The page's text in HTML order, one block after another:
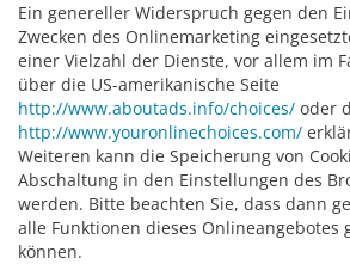
Ein genereller Widerspruch gegen den
Zwecken des Onlinemarketing
einer Vielzahl der Dienste, vor allem im
über die US-amerikanische Seite
http://www.aboutads.info/choices/ oder
http://www.youronlinechoices.com/
Weiteren kann die Speicherung von
Abschaltung in den Einstellungen des
werden. Bitte beachten Sie, dass dann
alle Funktionen dieses Onlineangebotes
können.